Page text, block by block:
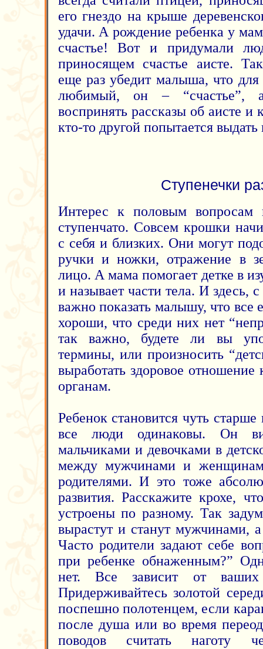
его гнездо на крыше
удачи. А рождение ребенка у
счастье! Вот и придумали
приносящем счастье аисте.
еще раз убедит малыша, что
любимый, он – “счастье”,
воспринять рассказы об аисте и
кто-то другой попытается выдать
Ступенечки
Интерес к половым вопросам
ступенчато. Совсем крошки
с себя и близких. Они могут
ручки и ножки, отражение в
лицо. А мама помогает детке в
и называет части тела. И здесь,
важно показать малышу, что все
хороши, что среди них нет
так важно, будете ли вы
термины, или произносить
выработать здоровое
органам.
Ребенок становится чуть старше
все люди одинаковы. Он
мальчиками и девочками в
между мужчинами и
родителями. И это тоже
развития. Расскажите крохе,
устроены по разному. Так
вырастут и станут мужчинами,
Часто родители задают себе
при ребенке обнаженным?”
нет. Все зависит от ваших
Придерживайтесь золотой
поспешно полотенцем, если
после душа или во время
поводов считать наготу